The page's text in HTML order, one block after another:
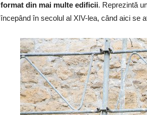
format din mai multe edificii. Reprezintă
începând în secolul al XIV-lea, când aici se